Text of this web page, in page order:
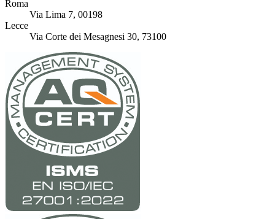
Roma
Via Lima 7, 00198
Lecce
Via Corte dei Mesagnesi 30, 73100